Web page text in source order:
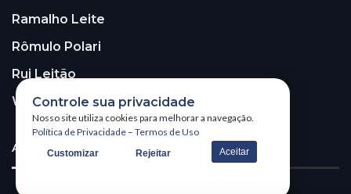
Ramalho Leite
Rômulo Polari
Rui Leitão
Walter Santos
ASSINE A NOSSA NEWSLETTER!
Controle sua privacidade
Nosso site utiliza cookies para melhorar a navegação.
Política de Privacidade – Termos de Uso
Customizar Rejeitar Aceitar